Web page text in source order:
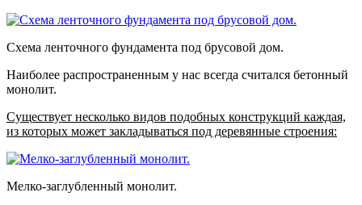
Схема ленточного фундамента под брусовой дом.
Наиболее распространенным у нас всегда считался бетонный
монолит.
Существует несколько видов подобных конструкций каждая,
из которых может закладываться под деревянные строения:
Мелко-заглубленный монолит.